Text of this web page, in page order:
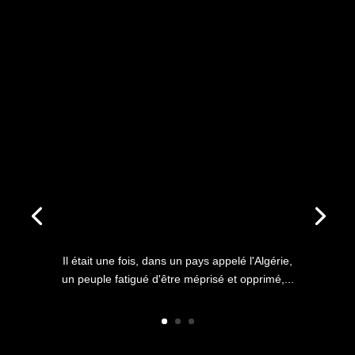
Il était une fois, dans un pays appelé l'Algérie,
un peuple fatigué d'être méprisé et opprimé,...